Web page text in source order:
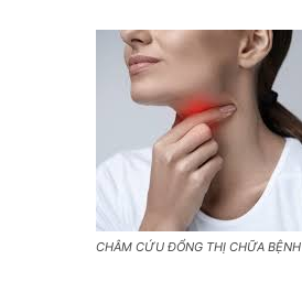
CHÂM CỨU ĐỔNG THỊ CHỮA BỆNH